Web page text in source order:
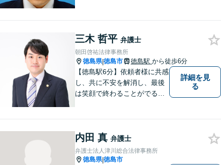
れます。【無料駐車場】
三木 哲平 弁護士
朝田啓祐法律事務所
徳島県|徳島市 徳島駅 から徒歩6分
【徳島駅6分】依頼者様に共感
し、共に不安を解消し、最後
は笑顔で終わることがでるよ
相談にのっています。 まずは
ご相談ください。
詳細を見
る
内田 真 弁護士
弁護士法人津川総合法律事務所
徳島県|徳島市